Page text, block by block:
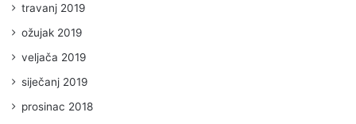
travanj 2019
ožujak 2019
veljača 2019
siječanj 2019
prosinac 2018